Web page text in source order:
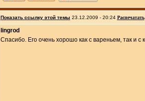
Показать ссылку этой темы 23.12.2009 - 20:24 Распечатать
lingrod
Спасибо. Его очень хорошо как с вареньем, так и с